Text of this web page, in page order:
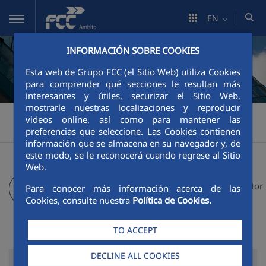
Skip to Main Content
INFORMACIÓN SOBRE COOKIES
Esta web de Grupo FCC (el Sitio Web) utiliza Cookies
para comprender qué secciones le resultan más
interesantes y útiles, securizar el Sitio Web,
mostrarle nuestras localizaciones y reproducir
videos online, así como para mantener las
preferencias que seleccione. Las Cookies contienen
información que se almacena en su navegador y, de
este modo, se le reconocerá cuando regrese al Sitio
Web.
Para conocer más información acerca de las
Cookies, consulte nuestra Política de Cookies.
TO ACCEPT
DECLINE ALL COOKIES
EN
FCC Ámbito > Financial information >Financial information
Main figures >Principales Magnitudes
Investor Agenda Shareholder and Investor